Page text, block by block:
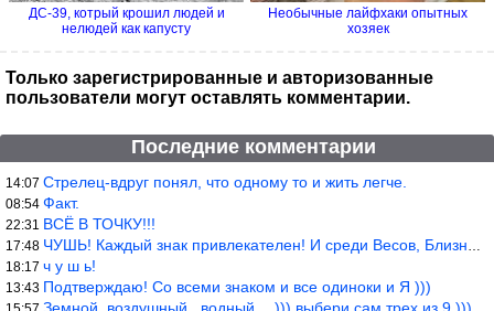
ДС-39, котрый крошил людей и
нелюдей как капусту
Необычные лайфхаки опытных
хозяек
Только зарегистрированные и авторизованные
пользователи могут оставлять комментарии.
Последние комментарии
14:07 Стрелец-вдруг понял, что одному то и жить легче.
08:54 Факт.
22:31 ВСЁ В ТОЧКУ!!!
17:48 ЧУШЬ! Каждый знак привлекателен! И среди Весов, Близнецов встреч
18:17 ч у ш ь!
13:43 Подтверждаю! Со всеми знаком и все одиноки и Я )))
Земной, воздушный., водный… ))) выбери сам трех из 9 )))